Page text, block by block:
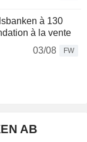
à 130
à la vente
03/08
FW
AB